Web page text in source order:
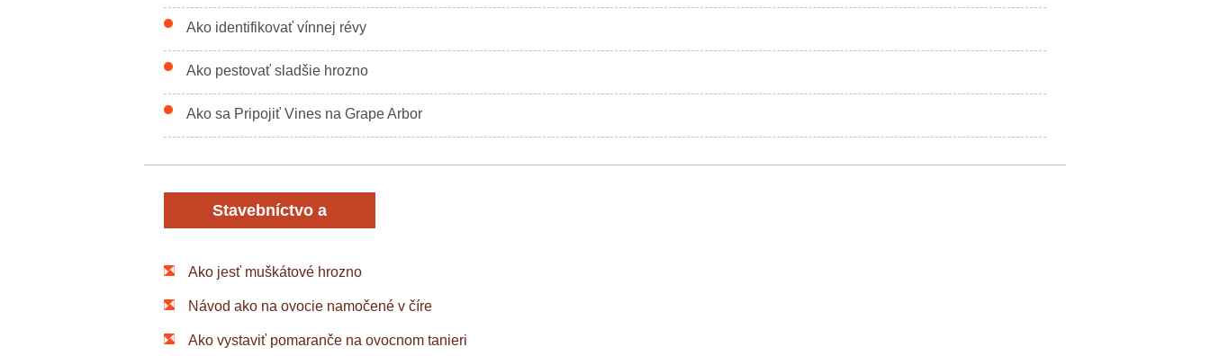
Ako identifikovať vínnej révy
Ako pestovať sladšie hrozno
Ako sa Pripojiť Vines na Grape Arbor
Stavebníctvo a
Ako jesť muškátové hrozno
Návod ako na ovocie namočené v číre
Ako vystaviť pomaranče na ovocnom tanieri